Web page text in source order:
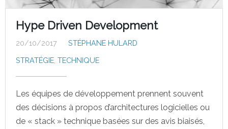
Hype Driven Development
20/10/2017
STÉPHANE HULARD
STRATÉGIE TECHNIQUE
Les équipes de développement prennent souvent
des décisions à propos d’architectures logicielles ou
de « stack » technique basées sur des avis biaisés,